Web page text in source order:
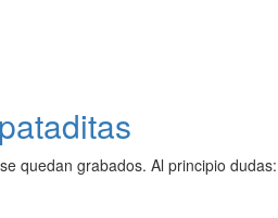
quedan grabados. Al principio